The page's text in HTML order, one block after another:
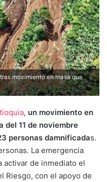
movimiento en masa que
, un movimiento en
del 11 de noviembre
personas damnificadas.
La emergencia
activar de inmediato el
Riesgo, con el apoyo de